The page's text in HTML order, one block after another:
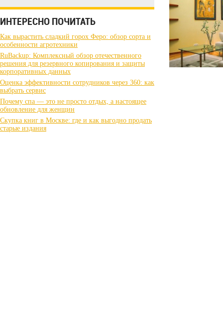
ИНТЕРЕСНО ПОЧИТАТЬ
Как вырастить сладкий горох Феро: обзор сорта и
особенности агротехники
RuBackup: Комплексный обзор отечественного
решения для резервного копирования и защиты
корпоративных данных
Оценка эффективности сотрудников через 360: как
выбрать сервис
Почему спа — это не просто отдых, а настоящее
обновление для женщин
Скупка книг в Москве: где и как выгодно продать
старые издания